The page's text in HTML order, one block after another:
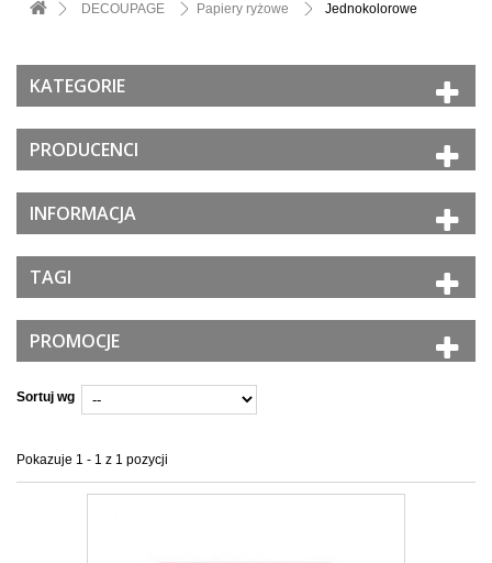
DECOUPAGE Papiery ryżowe Jednokolorowe
KATEGORIE
PRODUCENCI
INFORMACJA
TAGI
PROMOCJE
Sortuj wg
Pokazuje 1 - 1 z 1 pozycji